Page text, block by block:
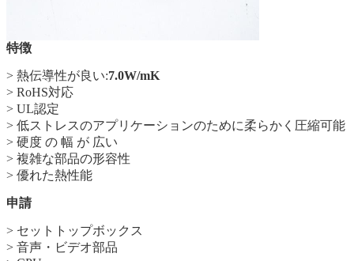
特徴
> 熱伝導性が良い:7.0W/mK
> RoHS対応
> UL認定
> 低ストレスのアプリケーションのために柔らかく圧縮可能
> 硬度 の 幅 が 広い
> 複雑な部品の形容性
> 優れた熱性能
申請
> セットトップボックス
> 音声・ビデオ部品